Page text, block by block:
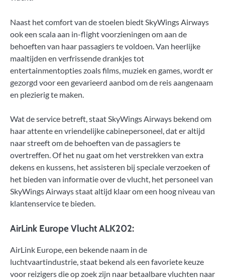
Naast het comfort van de stoelen biedt SkyWings Airways
ook een scala aan in-flight voorzieningen om aan de
behoeften van haar passagiers te voldoen. Van heerlijke
maaltijden en verfrissende drankjes tot
entertainmentopties zoals films, muziek en games, wordt er
gezorgd voor een gevarieerd aanbod om de reis aangenaam
en plezierig te maken.
Wat de service betreft, staat SkyWings Airways bekend om
haar attente en vriendelijke cabinepersoneel, dat er altijd
naar streeft om de behoeften van de passagiers te
overtreffen. Of het nu gaat om het verstrekken van extra
dekens en kussens, het assisteren bij speciale verzoeken of
het bieden van informatie over de vlucht, het personeel van
SkyWings Airways staat altijd klaar om een hoog niveau van
klantenservice te bieden.
AirLink Europe Vlucht ALK202:
AirLink Europe, een bekende naam in de
luchtvaartindustrie, staat bekend als een favoriete keuze
voor reizigers die op zoek zijn naar betaalbare vluchten naar